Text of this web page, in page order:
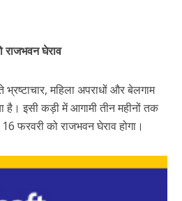
राजभवन घेराव
भ्रष्टाचार, महिला अपराधों और बेलगाम
है। इसी कड़ी में आगामी तीन महीनों तक
फरवरी को राजभवन घेराव होगा।